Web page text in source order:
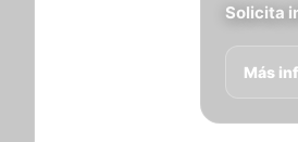
Solicita
Más